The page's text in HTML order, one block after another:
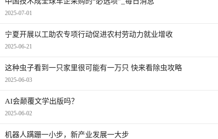
2025-07-01
宁夏开展以工助农专项行动促进农村劳动力就业增收
2025-06-21
这种虫子看到一只家里很可能有一万只 快来看除虫攻略
2025-06-03
AI会颠覆文学出版吗？
2025-06-02
机器人蹒跚一小步，新产业发展一大步